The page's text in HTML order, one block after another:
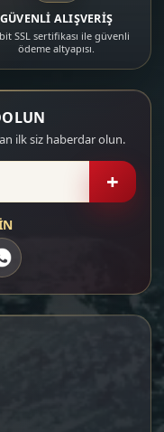
GÜVENLİ ALIŞVERİŞ
SSL sertifikası ile güvenli
ödeme altyapısı.
ilk siz haberdar olun.
+